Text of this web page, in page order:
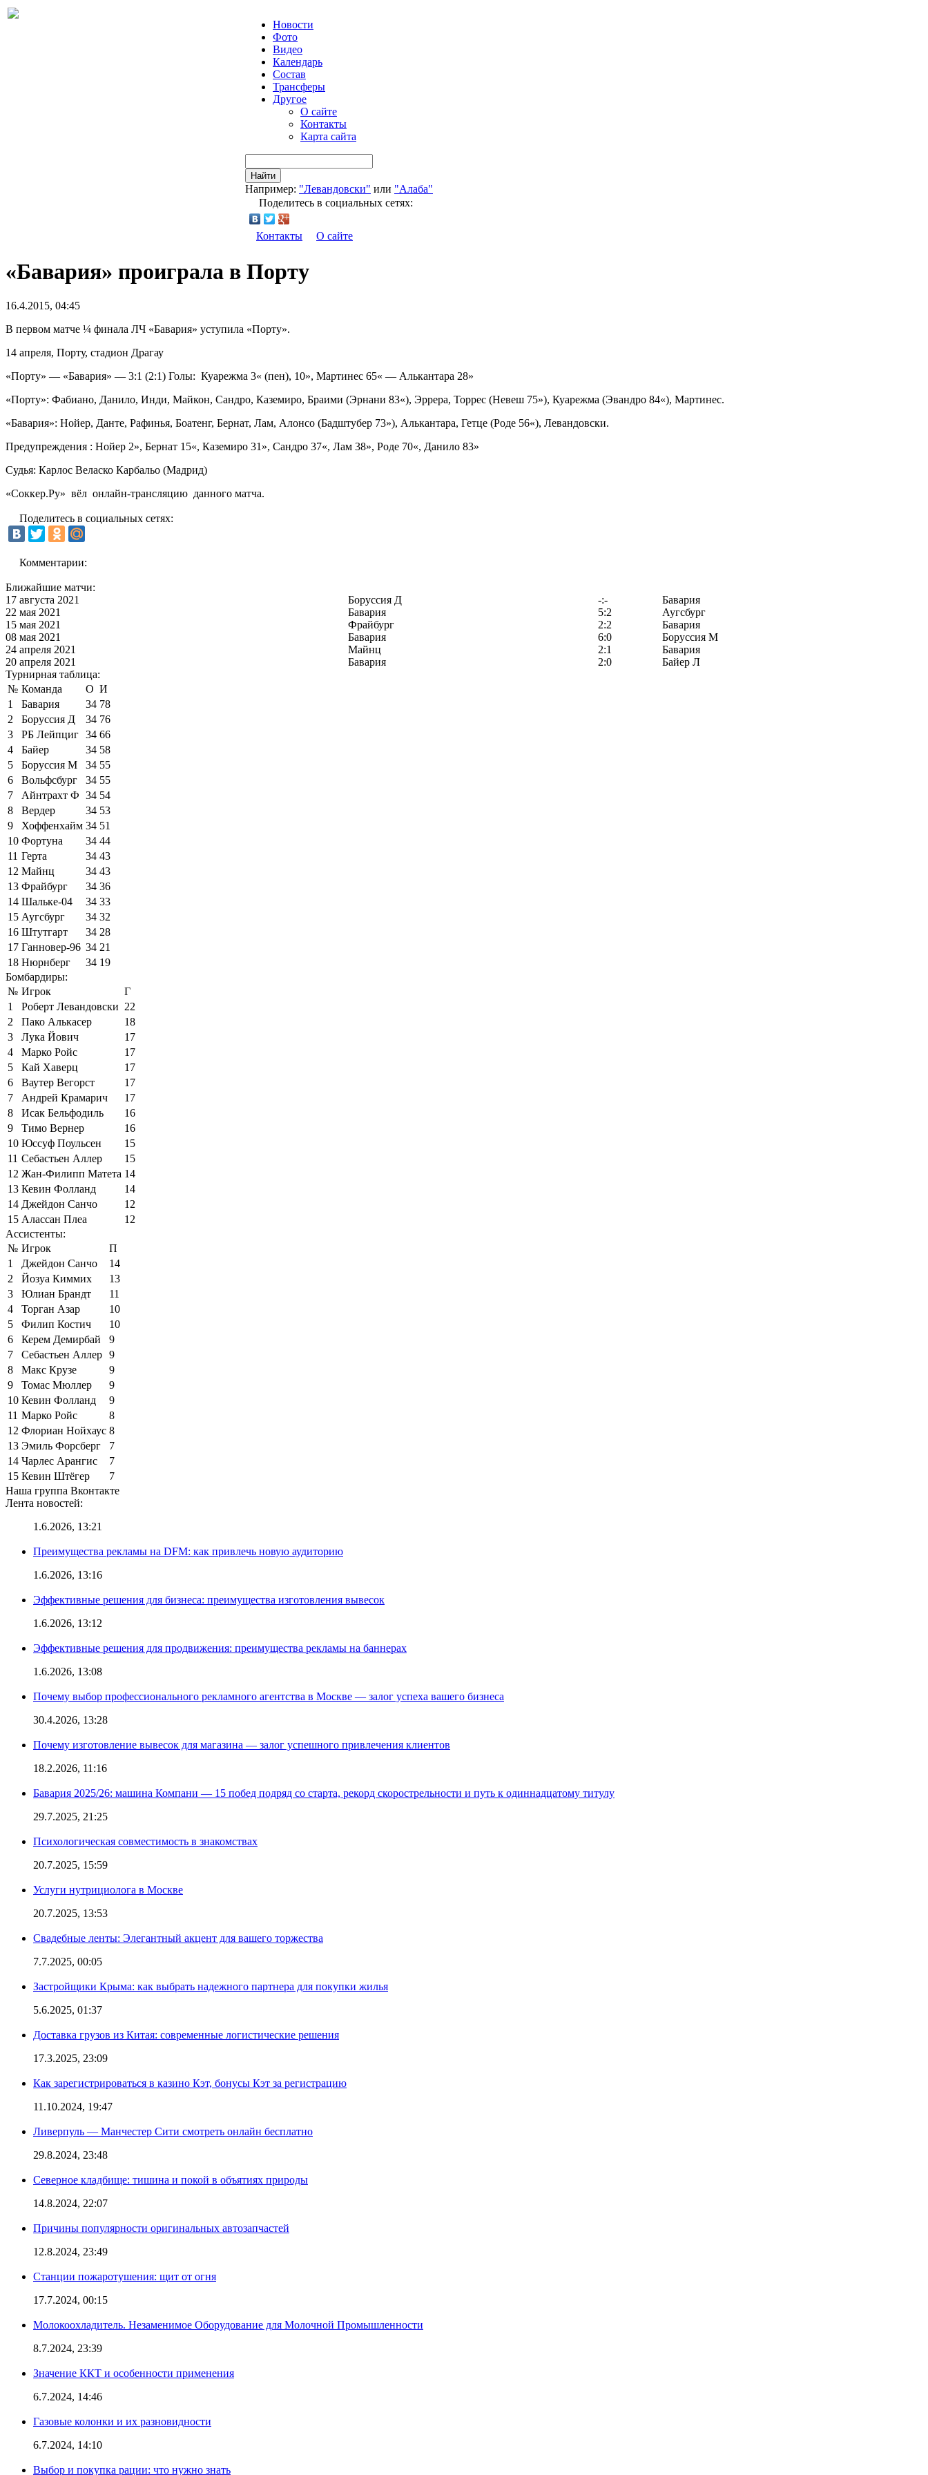
Новости
Фото
Видео
Календарь
Состав
Трансферы
Другое
О сайте
Контакты
Карта сайта
Найти
Например: "Левандовски" или "Алаба"
Поделитесь в социальных сетях:
Контакты О сайте
«Бавария» проиграла в Порту
16.4.2015, 04:45
В первом матче ¼ финала ЛЧ «Бавария» уступила «Порту».
14 апреля, Порту, стадион Драгау
«Порту» — «Бавария» — 3:1 (2:1) Голы: Куарежма 3« (пен), 10», Мартинес 65« — Алькантара 28»
«Порту»: Фабиано, Данило, Инди, Майкон, Сандро, Каземиро, Браими (Эрнани 83«), Эррера, Торрес (Невеш 75»), Куарежма (Эвандро 84«), Мартинес.
«Бавария»: Нойер, Данте, Рафинья, Боатенг, Бернат, Лам, Алонсо (Бадштубер 73»), Алькантара, Гетце (Роде 56«), Левандовски.
Предупреждения : Нойер 2», Бернат 15«, Каземиро 31», Сандро 37«, Лам 38», Роде 70«, Данило 83»
Судья: Карлос Веласко Карбальо (Мадрид)
«Соккер.Ру» вёл онлайн-трансляцию данного матча.
Поделитесь в социальных сетях:
Комментарии:
Ближайшие матчи:
17 августа 2021
Боруссия Д -:-
Бавария
22 мая 2021
Бавария 5:2
Аугсбург
15 мая 2021
Фрайбург 2:2
Бавария
08 мая 2021
Бавария 6:0
Боруссия М
24 апреля 2021
Майнц 2:1
Бавария
20 апреля 2021
Бавария 2:0
Байер Л
Турнирная таблица:
№ Команда О И
1
Бавария 34 78
2
Боруссия Д 34 76
3
РБ Лейпциг 34 66
4
Байер 34 58
5
Боруссия М 34 55
6
Вольфсбург 34 55
7
Айнтрахт Ф 34 54
8
Вердер 34 53
9
Хоффенхайм 34 51
10 Фортуна 34 44
11 Герта 34 43
12 Майнц 34 43
13 Фрайбург 34 36
14 Шальке-04 34 33
15 Аугсбург 34 32
16 Штутгарт 34 28
17 Ганновер-96 34 21
18 Нюрнберг 34 19
Бомбардиры:
№ Игрок
Г
1
Роберт Левандовски 22
2
Пако Алькасер
18
3
Лука Йович
17
4
Марко Ройс
17
5
Кай Хаверц
17
6
Ваутер Вегорст
17
7
Андрей Крамарич
17
8
Исак Бельфодиль
16
9
Тимо Вернер
16
10 Юссуф Поульсен
15
11 Себастьен Аллер
15
12 Жан-Филипп Матета 14
13 Кевин Фолланд
14
14 Джейдон Санчо
12
15 Алассан Плеа
12
Ассистенты:
№ Игрок
П
1
Джейдон Санчо
14
2
Йозуа Киммих
13
3
Юлиан Брандт
11
4
Торган Азар
10
5
Филип Костич
10
6
Керем Демирбай
9
7
Себастьен Аллер 9
8
Макс Крузе
9
9
Томас Мюллер
9
10 Кевин Фолланд
9
11 Марко Ройс
8
12 Флориан Нойхаус 8
13 Эмиль Форсберг
7
14 Чарлес Арангис
7
15 Кевин Штёгер
7
Наша группа Вконтакте
Лента новостей:
1.6.2026, 13:21
Преимущества рекламы на DFM: как привлечь новую аудиторию
1.6.2026, 13:16
Эффективные решения для бизнеса: преимущества изготовления вывесок
1.6.2026, 13:12
Эффективные решения для продвижения: преимущества рекламы на баннерах
1.6.2026, 13:08
Почему выбор профессионального рекламного агентства в Москве — залог успеха вашего бизнеса
30.4.2026, 13:28
Почему изготовление вывесок для магазина — залог успешного привлечения клиентов
18.2.2026, 11:16
Бавария 2025/26: машина Компани — 15 побед подряд со старта, рекорд скорострельности и путь к одиннадцатому титулу
29.7.2025, 21:25
Психологическая совместимость в знакомствах
20.7.2025, 15:59
Услуги нутрициолога в Москве
20.7.2025, 13:53
Свадебные ленты: Элегантный акцент для вашего торжества
7.7.2025, 00:05
Застройщики Крыма: как выбрать надежного партнера для покупки жилья
5.6.2025, 01:37
Доставка грузов из Китая: современные логистические решения
17.3.2025, 23:09
Как зарегистрироваться в казино Кэт, бонусы Кэт за регистрацию
11.10.2024, 19:47
Ливерпуль — Манчестер Сити смотреть онлайн бесплатно
29.8.2024, 23:48
Северное кладбище: тишина и покой в объятиях природы
14.8.2024, 22:07
Причины популярности оригинальных автозапчастей
12.8.2024, 23:49
Станции пожаротушения: щит от огня
17.7.2024, 00:15
Молокоохладитель. Незаменимое Оборудование для Молочной Промышленности
8.7.2024, 23:39
Значение ККТ и особенности применения
6.7.2024, 14:46
Газовые колонки и их разновидности
6.7.2024, 14:10
Выбор и покупка рации: что нужно знать